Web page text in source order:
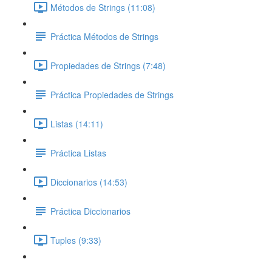
Métodos de Strings (11:08)
Práctica Métodos de Strings
Propiedades de Strings (7:48)
Práctica Propiedades de Strings
Listas (14:11)
Práctica Listas
Diccionarios (14:53)
Práctica Diccionarios
Tuples (9:33)